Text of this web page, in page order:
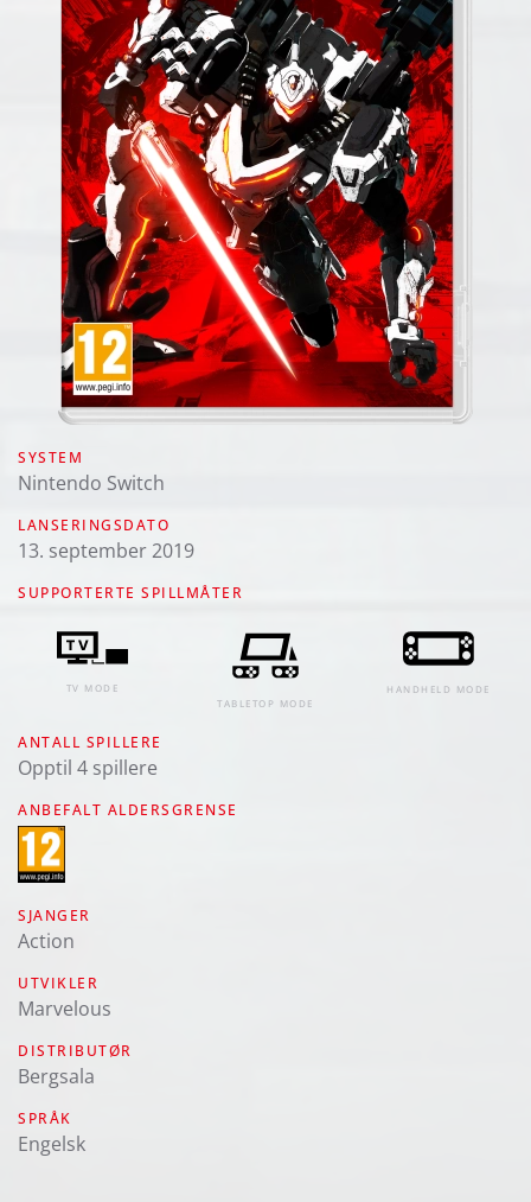
SYSTEM
Nintendo Switch
LANSERINGSDATO
13. september 2019
SUPPORTERTE SPILLMÅTER
TV MODE
TABLETOP MODE
HANDHELD MODE
ANTALL SPILLERE
Opptil 4 spillere
ANBEFALT ALDERSGRENSE
SJANGER
Action
UTVIKLER
Marvelous
DISTRIBUTØR
Bergsala
SPRÅK
engelsk